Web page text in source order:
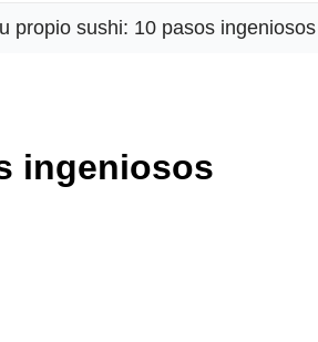
propio sushi: 10 pasos
ingeniosos